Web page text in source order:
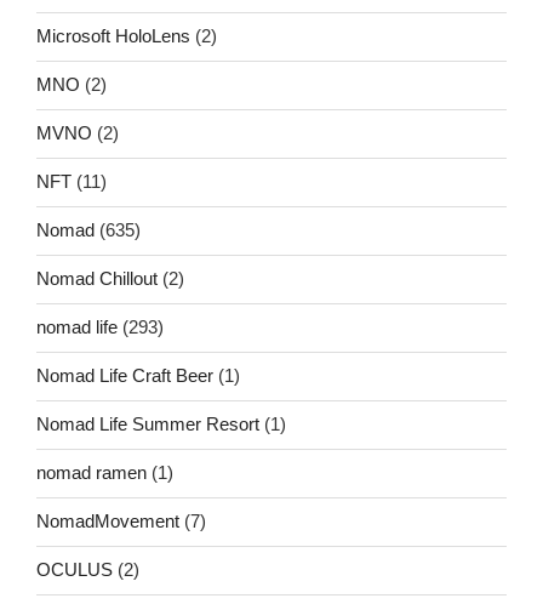
Microsoft HoloLens (2)
MNO (2)
MVNO (2)
NFT (11)
Nomad (635)
Nomad Chillout (2)
nomad life (293)
Nomad Life Craft Beer (1)
Nomad Life Summer Resort (1)
nomad ramen (1)
NomadMovement (7)
OCULUS (2)